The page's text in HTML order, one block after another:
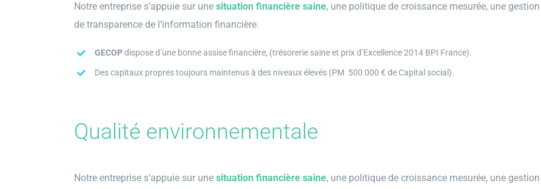
Notre entreprise s’appuie sur une situation financière saine, une politique de croissance mesurée, une
de transparence de l’information financière.
GECOPdispose d’une bonne assise financière, (trésorerie saine et prix d’Excellence 2014 BPI France).
Des capitaux propres toujours maintenus à des niveaux élevés (PM 500 000 € de Capital social).
Qualité environnementale
Notre entreprise s’appuie sur une situation financière saine, une politique de croissance mesurée, une